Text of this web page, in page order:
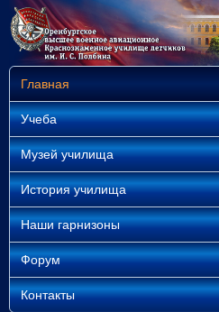
Главная
Учеба
Музей училища
История училища
Наши гарнизоны
Форум
Контакты